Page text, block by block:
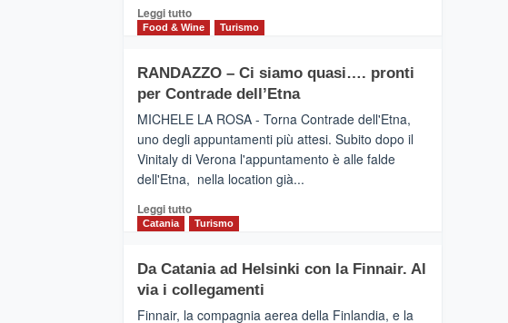
PRESENTA
IL
SUMMER
BOOK
CLUB
Leggi tuttoLeggi
di
VIAGRANDE
(Ct)
–
presenta
“Vino
&
2026”.
Le
dell’enoturismo
sull’Etna
Food & Wine Turismo
RANDAZZO – Ci siamo quasi…. pronti
per Contrade dell’Etna
MICHELE LA ROSA - Torna Contrade dell'Etna,
uno degli appuntamenti più attesi. Subito dopo il
Vinitaly di Verona l'appuntamento è alle falde
dell'Etna, nella location già...
Leggi tuttoLeggi
di
RANDAZZO
–
Catania Turismo
Da Catania ad Helsinki con la Finnair. Al
via i collegamenti
Finnair, la compagnia aerea della Finlandia, e la